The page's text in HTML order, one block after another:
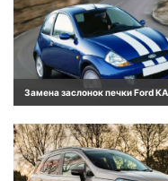
Замена заслонок печки Ford KA